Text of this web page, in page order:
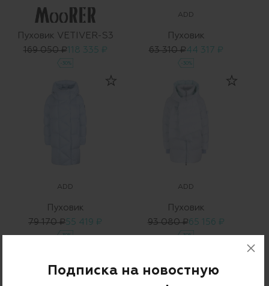
Пуховик VETIVER-S3
169 050 ₽118 335 ₽
-30%
ADD
Пуховик
63 310 ₽44 317 ₽
-30%
ADD
Пуховик
79 170 ₽55 419 ₽
-30%
ADD
Пуховик
93 080 ₽65 156 ₽
-30%
Подписка на новостную